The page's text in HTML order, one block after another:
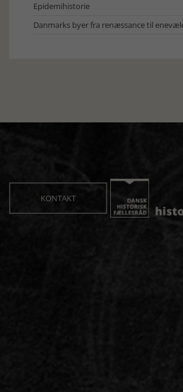
Epidemihistorie
Danmarks byer fra renæssance til
KONTAKT